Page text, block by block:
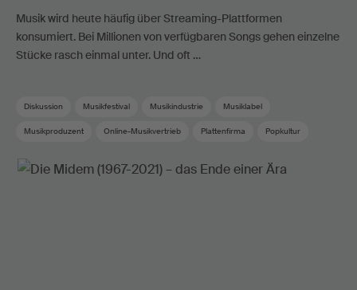
Musik wird heute häufig über Streaming-Plattformen
konsumiert. Bei Millionen von verfügbaren Songs gehen einzelne
Stücke rasch einmal unter. Und oft …
Diskussion Musikfestival Musikindustrie Musiklabel
Musikproduzent Online-Musikvertrieb Plattenfirma Popkultur